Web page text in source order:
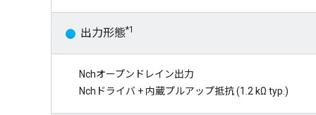
出力形態*1
Nchオープンドレイン出力
Nchドライバ + 内蔵プルアップ抵抗 (1.2 kΩ typ.)